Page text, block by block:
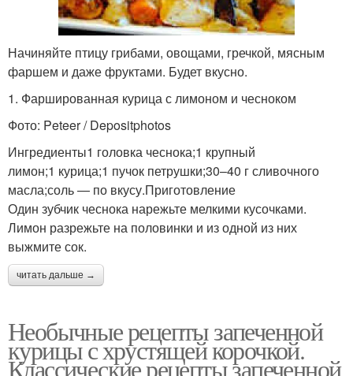
Начиняйте птицу грибами, овощами, гречкой, мясным
фаршем и даже фруктами. Будет вкусно.
1. Фаршированная курица с лимоном и чесноком
Фото: Peteer / Depositphotos
Ингредиенты1 головка чеснока;1 крупный
лимон;1 курица;1 пучок петрушки;30–40 г сливочного
масла;соль — по вкусу.Приготовление
Один зубчик чеснока нарежьте мелкими кусочками.
Лимон разрежьте на половинки и из одной из них
выжмите сок.
читать дальше →
Необычные рецепты запеченной
курицы с хрустящей корочкой.
Классические рецепты запеченной